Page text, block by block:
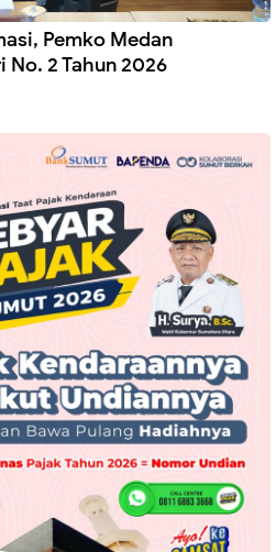
Pemko Medan
No. 2 Tahun 2026